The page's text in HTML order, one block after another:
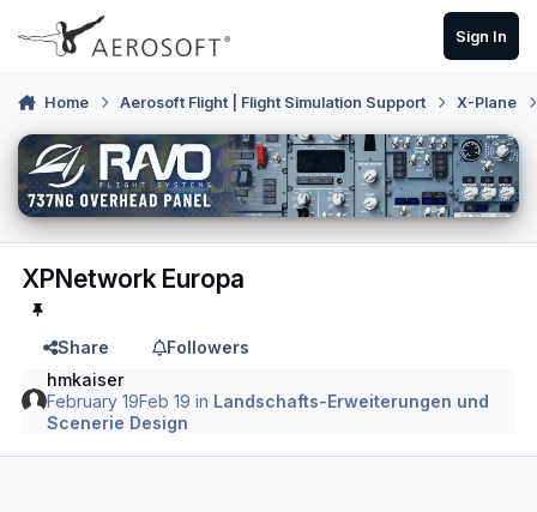
Skip to content
Sign In
Home Aerosoft Flight | Flight Simulation Support X-Plane
XPNetwork Europa
Share
Followers
hmkaiser
February 19Feb 19 in Landschafts-Erweiterungen und
Scenerie Design